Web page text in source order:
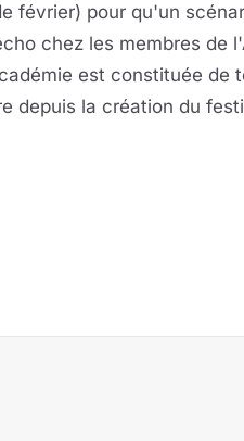
février) pour qu'un
chez les membres de
est constituée de
depuis la création du